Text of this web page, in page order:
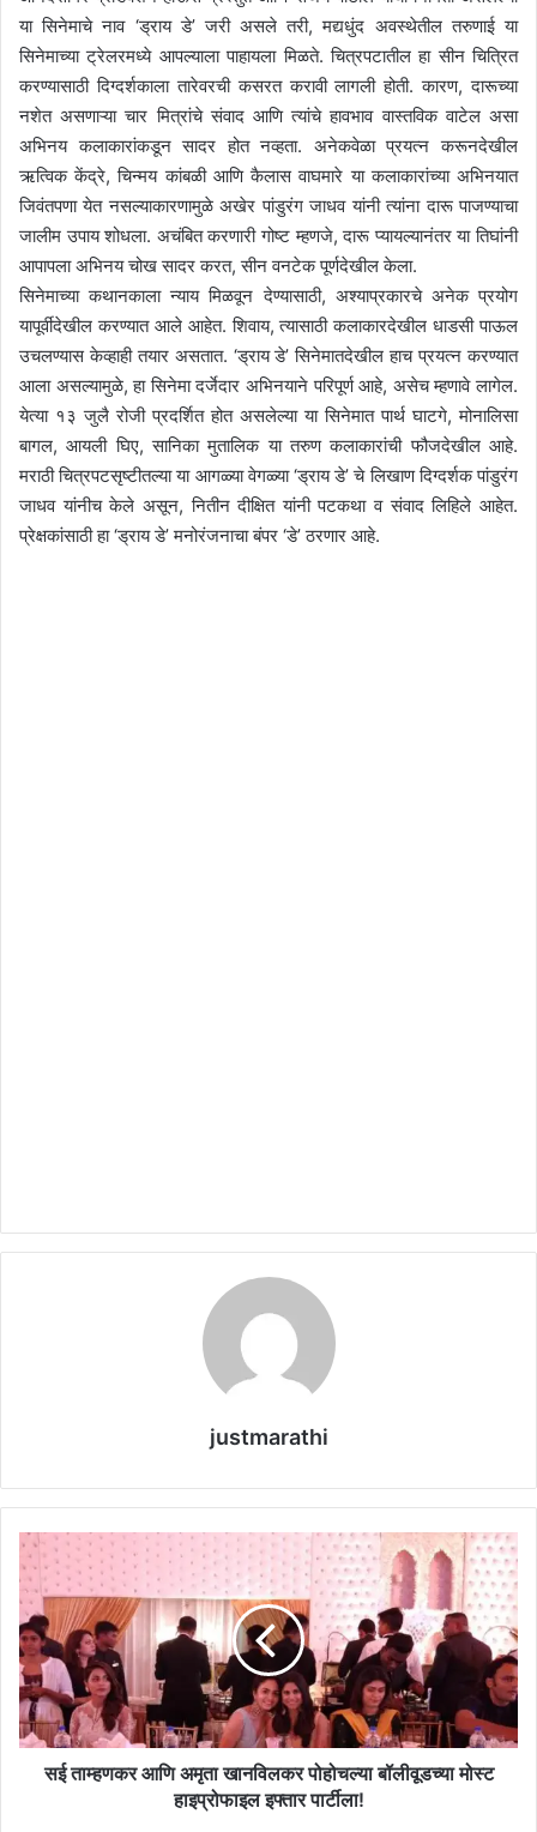
या सिनेमाचे नाव ‘ड्राय डे’ जरी असले तरी, मद्यधुंद अवस्थेतील तरुणाई या
सिनेमाच्या ट्रेलरमध्ये आपल्याला पाहायला मिळते. चित्रपटातील हा सीन चित्रित
करण्यासाठी दिग्दर्शकाला तारेवरची कसरत करावी लागली होती. कारण, दारूच्या
नशेत असणाऱ्या चार मित्रांचे संवाद आणि त्यांचे हावभाव वास्तविक वाटेल असा
अभिनय कलाकारांकडून सादर होत नव्हता. अनेकवेळा प्रयत्न करूनदेखील
ऋत्विक केंद्रे, चिन्मय कांबळी आणि कैलास वाघमारे या कलाकारांच्या अभिनयात
जिवंतपणा येत नसल्याकारणामुळे अखेर पांडुरंग जाधव यांनी त्यांना दारू पाजण्याचा
जालीम उपाय शोधला. अचंबित करणारी गोष्ट म्हणजे, दारू प्यायल्यानंतर या तिघांनी
आपापला अभिनय चोख सादर करत, सीन वनटेक पूर्णदेखील केला.
सिनेमाच्या कथानकाला न्याय मिळवून देण्यासाठी, अश्याप्रकारचे अनेक प्रयोग
यापूर्वीदेखील करण्यात आले आहेत. शिवाय, त्यासाठी कलाकारदेखील धाडसी पाऊल
उचलण्यास केव्हाही तयार असतात. ‘ड्राय डे’ सिनेमातदेखील हाच प्रयत्न करण्यात
आला असल्यामुळे, हा सिनेमा दर्जेदार अभिनयाने परिपूर्ण आहे, असेच म्हणावे लागेल.
येत्या १३ जुलै रोजी प्रदर्शित होत असलेल्या या सिनेमात पार्थ घाटगे, मोनालिसा
बागल, आयली घिए, सानिका मुतालिक या तरुण कलाकारांची फौजदेखील आहे.
मराठी चित्रपटसृष्टीतल्या या आगळ्या वेगळ्या ‘ड्राय डे’ चे लिखाण दिग्दर्शक पांडुरंग
जाधव यांनीच केले असून, नितीन दीक्षित यांनी पटकथा व संवाद लिहिले आहेत.
प्रेक्षकांसाठी हा ‘ड्राय डे’ मनोरंजनाचा बंपर ‘डे’ ठरणार आहे.
justmarathi
स
ई
ता
म्ह
ण
क
र
आ
णि
सई ताम्हणकर आणि अमृता खानविलकर पोहोचल्या बॉलीवूडच्या मोस्ट
हाइप्रोफाइल इफ्तार पार्टीला!